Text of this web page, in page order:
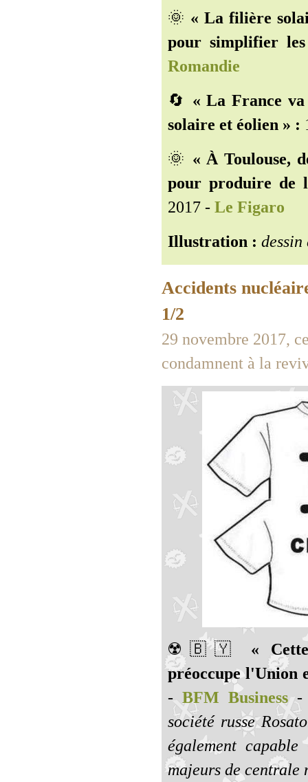
🌞 « La filière
pour simplifier
Romandie
🔄 « La France
solaire et éolien » :
🌞 « À Toulouse,
pour produire de
2017 - Le Figaro
Illustration : dessin
Accidents
1/2
29 novembre 2017,
condamnent à la
☢️🇧🇾️ «
préoccupe l'Union
- BFM Business
société russe
également
majeurs de